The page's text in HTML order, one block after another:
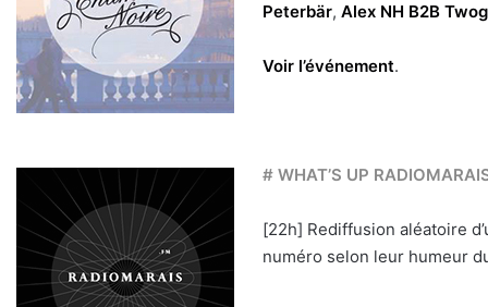
Peterbär,Alex NH B2B
Voir l’événement.
# WHAT’S UP
[22h] Rediffusion aléatoire
numéro selon leur humeur